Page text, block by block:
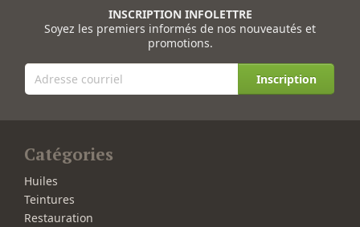
INSCRIPTION INFOLETTRE
Soyez les premiers informés de nos nouveautés et
promotions.
Inscription
Catégories
Huiles
Teintures
Restauration